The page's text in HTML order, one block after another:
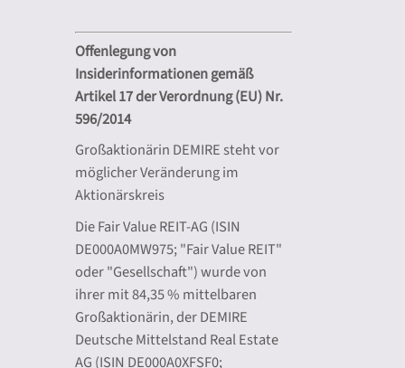
Offenlegung von
Insiderinformationen gemäß
Artikel 17 der Verordnung (EU) Nr.
596/2014
Großaktionärin DEMIRE steht vor
möglicher Veränderung im
Aktionärskreis
Die Fair Value REIT-AG (ISIN
DE000A0MW975; "Fair Value REIT"
oder "Gesellschaft") wurde von
ihrer mit 84,35 % mittelbaren
Großaktionärin, der DEMIRE
Deutsche Mittelstand Real Estate
AG (ISIN DE000A0XFSF0;